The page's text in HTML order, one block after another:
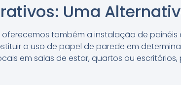
Uma
também a instalação de
o uso de papel de parede em
em salas de estar, quartos ou